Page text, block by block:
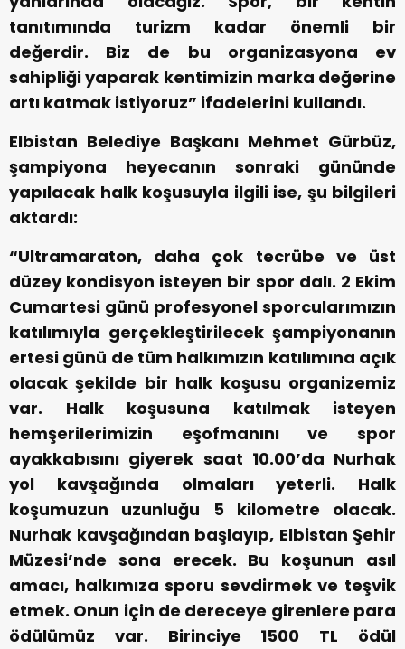
tanıtımında turizm kadar önemli bir
değerdir. Biz de bu organizasyona ev
sahipliği yaparak kentimizin marka değerine
artı katmak istiyoruz” ifadelerini kullandı.
Elbistan Belediye Başkanı Mehmet Gürbüz,
şampiyona heyecanın sonraki gününde
yapılacak halk koşusuyla ilgili ise, şu bilgileri
aktardı:
“Ultramaraton, daha çok tecrübe ve üst
düzey kondisyon isteyen bir spor dalı. 2 Ekim
Cumartesi günü profesyonel sporcularımızın
katılımıyla gerçekleştirilecek şampiyonanın
ertesi günü de tüm halkımızın katılımına açık
olacak şekilde bir halk koşusu organizemiz
var. Halk koşusuna katılmak isteyen
hemşerilerimizin eşofmanını ve spor
ayakkabısını giyerek saat 10.00’da Nurhak
yol kavşağında olmaları yeterli. Halk
koşumuzun uzunluğu 5 kilometre olacak.
Nurhak kavşağından başlayıp, Elbistan Şehir
Müzesi’nde sona erecek. Bu koşunun asıl
amacı, halkımıza sporu sevdirmek ve teşvik
etmek. Onun için de dereceye girenlere para
ödülümüz var. Birinciye 1500 TL ödül